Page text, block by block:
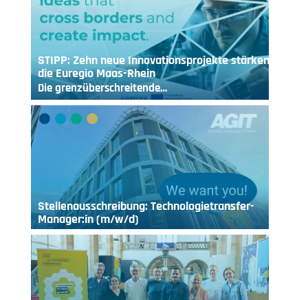
STIPP: Zehn neue Innovationsprojekte stärken
die Euregio Maas-Rhein
Die grenzüberschreitende…
Stellenausschreibung: Technologietransfer-
Manager:in (m/w/d)